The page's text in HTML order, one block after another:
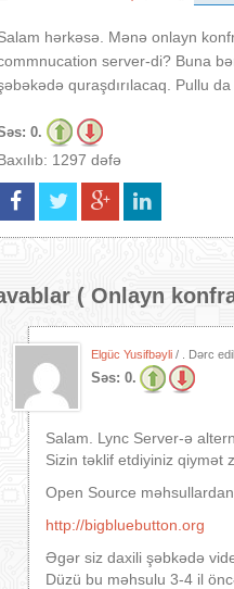
hərkəsə. Mənə onlayn
server-di? Buna
quraşdırılacaq. Pullu
0.
1297 dəfə
( Onlayn
Elgüc Yusifbəyli / . Dərc
Səs: 0.
Salam. Lync Server-ə
Sizin təklif etdiyiniz qiymət
Open Source
http://bigbluebutton.org
Əgər siz daxili şəbkədə
Düzü bu məhsulu 3-4 il